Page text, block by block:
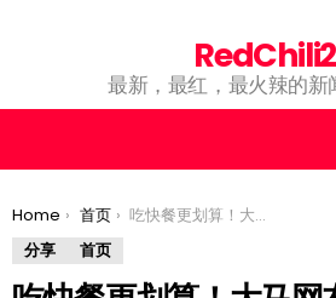
最新，最红，最火辣的新
You are here:
Home 首页
吃快餐更划算！大马网友分享「McD穷人吃法」教你这样买！3个汉堡才RM11.40饱到吐！
分享
首页